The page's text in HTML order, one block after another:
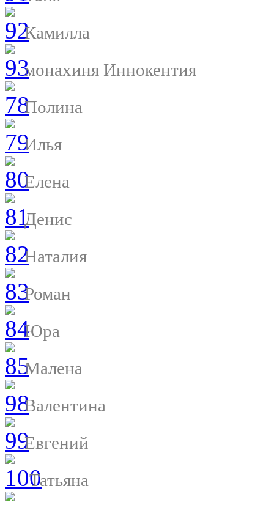
Камилла
монахиня Иннокентия
Полина
Илья
Елена
Денис
Наталия
Роман
Юра
Малена
Валентина
Евгений
Татьяна